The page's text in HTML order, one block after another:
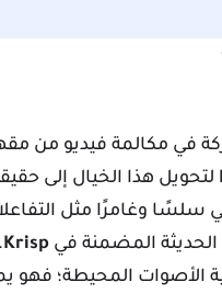
في مكالمة فيديو من
لتحويل هذا الخيال إلى
سلسًا وغامرًا مثل
الحديثة المضمنة في Krisp
الأصوات المحيطة؛